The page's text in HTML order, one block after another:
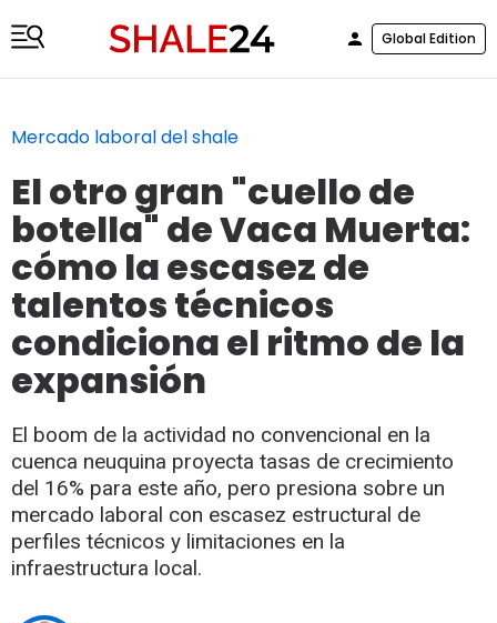
Global Edition
Mercado laboral del shale
El otro gran "cuello de
botella" de Vaca Muerta:
cómo la escasez de
talentos técnicos
condiciona el ritmo de la
expansión
El boom de la actividad no convencional en la
cuenca neuquina proyecta tasas de crecimiento
del 16% para este año, pero presiona sobre un
mercado laboral con escasez estructural de
perfiles técnicos y limitaciones en la
infraestructura local.